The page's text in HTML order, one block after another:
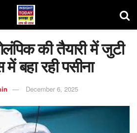
की तैयारी में जुटी
बहा रही पसीना
December 6, 2025